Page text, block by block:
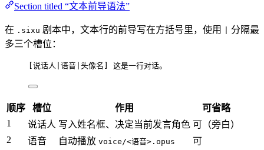
Section titled “文本前导语法”
在 .sixu 剧本中，文本行的前导写在方括号里，使用
分隔最
多三个槽位：
[说话人|语音|头像名 ] 这是一行对话。
顺序 槽位 作用
可省略
1
说话人 写入姓名框、决定当前发言角色 可（旁白）
2
语音 自动播放 voice/<语音>.opus
可